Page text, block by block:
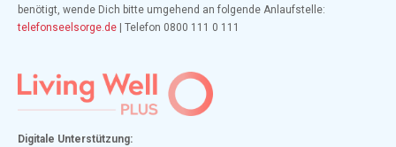
benötigt, wende Dich bitte umgehend an folgende Anlaufstelle:
telefonseelsorge.de | Telefon 0800 111 0 111
Digitale Unterstützung: